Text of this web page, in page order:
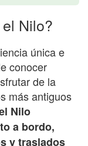
Nilo?
única e
conocer
de la
más antiguos
Nilo
a bordo,
y traslados